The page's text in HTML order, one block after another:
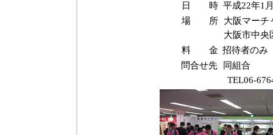
日 時 平成22年1
場 所
大阪マーチ
大阪市中央
料 金 招待者のみ
問合せ先
同組合
TEL06-